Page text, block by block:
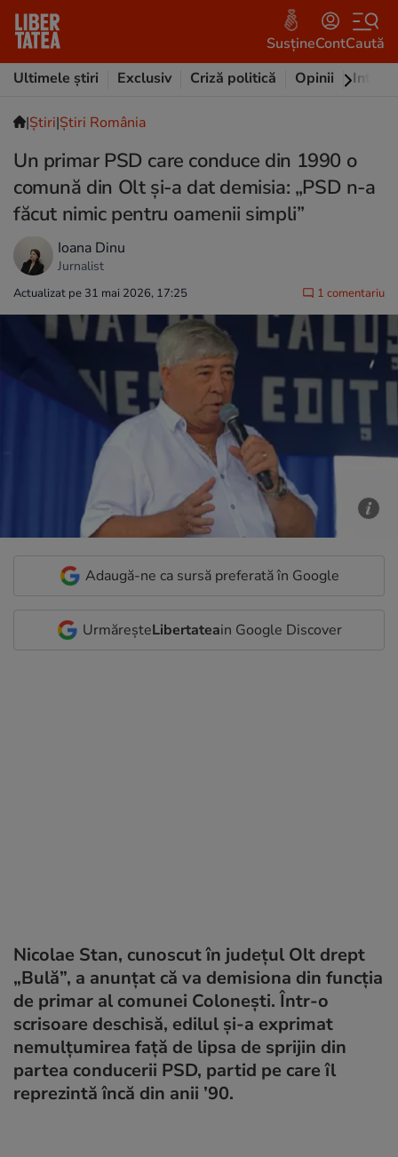
SusțineContCaută
Ultimele știri
Exclusiv Criză politică Opinii
|Ştiri|Știri România
Un primar PSD care conduce din 1990 o
comună din Olt și-a dat demisia: „PSD n-a
făcut nimic pentru oamenii simpli”
Ioana Dinu
Jurnalist
Actualizat pe 31 mai 2026, 17:25 1 comentariu
Adaugă-ne ca sursă preferată în Google
UrmăreșteLibertateain Google Discover
Nicolae Stan, cunoscut în județul Olt drept
„Bulă”, a anunțat că va demisiona din funcția
de primar al comunei Colonești. Într-o
scrisoare deschisă, edilul și-a exprimat
nemulțumirea față de lipsa de sprijin din
partea conducerii PSD, partid pe care îl
reprezintă încă din anii ’90.